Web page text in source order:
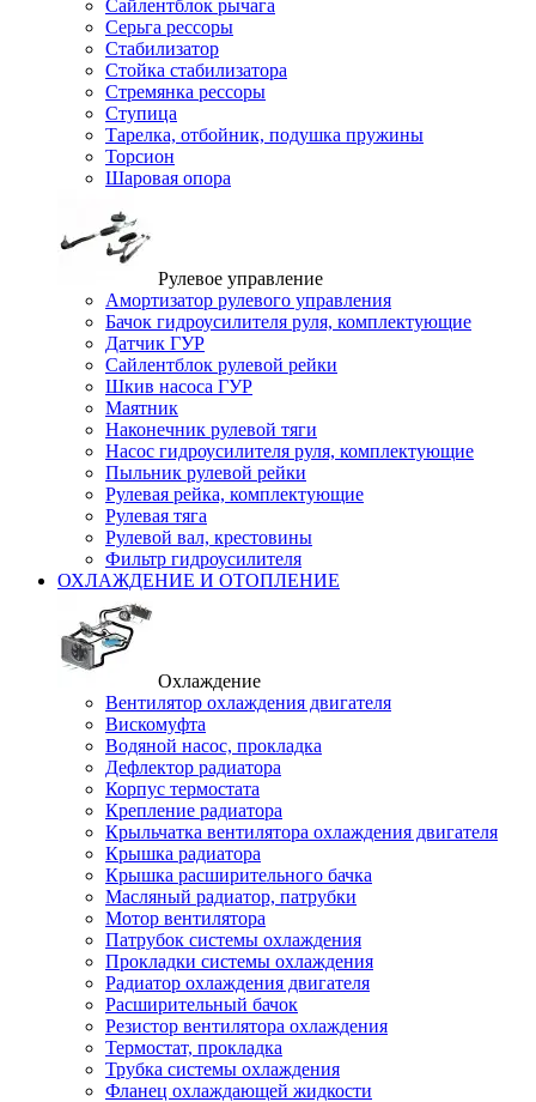
Сайлентблок рычага
Серьга рессоры
Стабилизатор
Стойка стабилизатора
Стремянка рессоры
Ступица
Тарелка, отбойник, подушка пружины
Торсион
Шаровая опора
Рулевое управление
Амортизатор рулевого управления
Бачок гидроусилителя руля, комплектующие
Датчик ГУР
Сайлентблок рулевой рейки
Шкив насоса ГУР
Маятник
Наконечник рулевой тяги
Насос гидроусилителя руля, комплектующие
Пыльник рулевой рейки
Рулевая рейка, комплектующие
Рулевая тяга
Рулевой вал, крестовины
Фильтр гидроусилителя
ОХЛАЖДЕНИЕ И ОТОПЛЕНИЕ
Охлаждение
Вентилятор охлаждения двигателя
Вискомуфта
Водяной насос, прокладка
Дефлектор радиатора
Корпус термостата
Крепление радиатора
Крыльчатка вентилятора охлаждения двигателя
Крышка радиатора
Крышка расширительного бачка
Масляный радиатор, патрубки
Мотор вентилятора
Патрубок системы охлаждения
Прокладки системы охлаждения
Радиатор охлаждения двигателя
Расширительный бачок
Резистор вентилятора охлаждения
Термостат, прокладка
Трубка системы охлаждения
Фланец охлаждающей жидкости